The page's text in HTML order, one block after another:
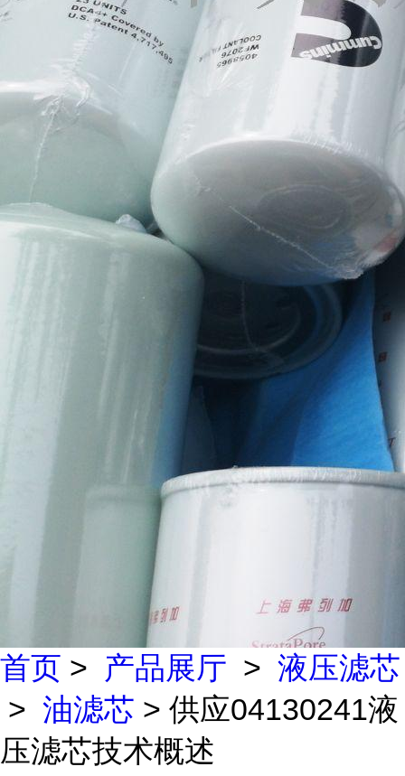
首页 > 产品展厅 > 液压滤芯
> 油滤芯 > 供应04130241液
压滤芯技术概述